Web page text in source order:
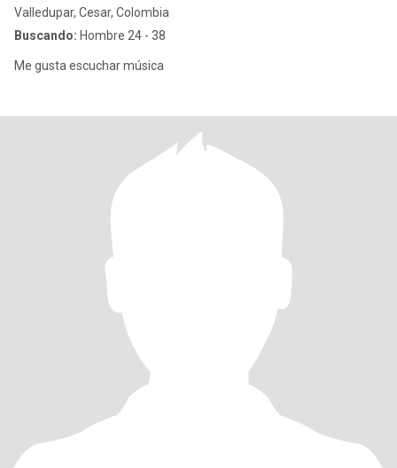
Valledupar, Cesar, Colombia
Buscando: Hombre 24 - 38
Me gusta escuchar música